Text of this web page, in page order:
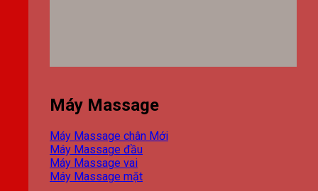
Máy Massage
Máy Massage chân
Máy Massage đầu
Máy Massage vai
Máy Massage mặt